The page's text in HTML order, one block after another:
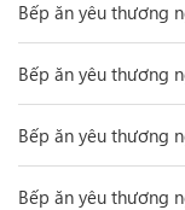
Bếp ăn yêu thương
Bếp ăn yêu thương
Bếp ăn yêu thương
Bếp ăn yêu thương